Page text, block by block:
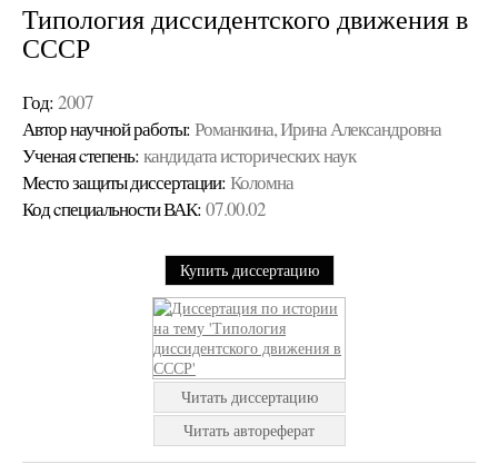
Типология диссидентского движения в
СССР
Год: 2007
Автор научной работы: Романкина, Ирина Александровна
Ученая cтепень: кандидата исторических наук
Место защиты диссертации: Коломна
Код cпециальности ВАК: 07.00.02
Купить диссертацию
Читать диссертацию
Читать автореферат